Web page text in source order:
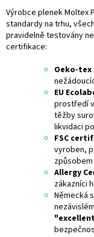
Výrobce plenek Moltex
standardy na trhu,
pravidelně testovány
certifikace:
Oeko-tex
EU
prostředí
těžby
likvidaci
FSC
vyroben,
Allergy
zákazníci
Německá